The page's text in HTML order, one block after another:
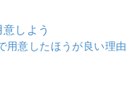
しよう
用意したほうが良い理由